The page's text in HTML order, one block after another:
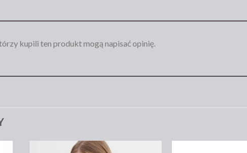
kupili ten produkt mogą napisać opinię.